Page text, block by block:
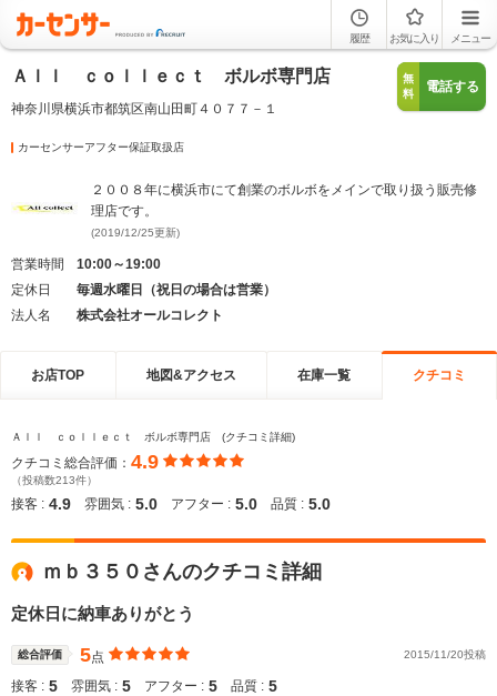
履歴 お気に入り メニュー
Ａｌｌ ｃｏｌｌｅｃｔ ボルボ専門店
神奈川県横浜市都筑区南山田町４０７７－１
無
料
電話する
カーセンサーアフター保証取扱店
２００８年に横浜市にて創業のボルボをメインで取り扱う販売修
理店です。
(2019/12/25更新)
営業時間
10:00～19:00
定休日
毎週水曜日（祝日の場合は営業）
法人名
株式会社オールコレクト
お店TOP 地図&アクセス 在庫一覧 クチコミ
Ａｌｌ ｃｏｌｌｅｃｔ ボルボ専門店 (クチコミ詳細)
クチコミ総合評価： 4.9
（投稿数213件）
接客 : 4.9 雰囲気 : 5.0 アフター : 5.0 品質 : 5.0
ｍｂ３５０さんのクチコミ詳細
定休日に納車ありがとう
総合評価 5点 2015/11/20投稿
接客 : 5 雰囲気 : 5 アフター : 5 品質 : 5